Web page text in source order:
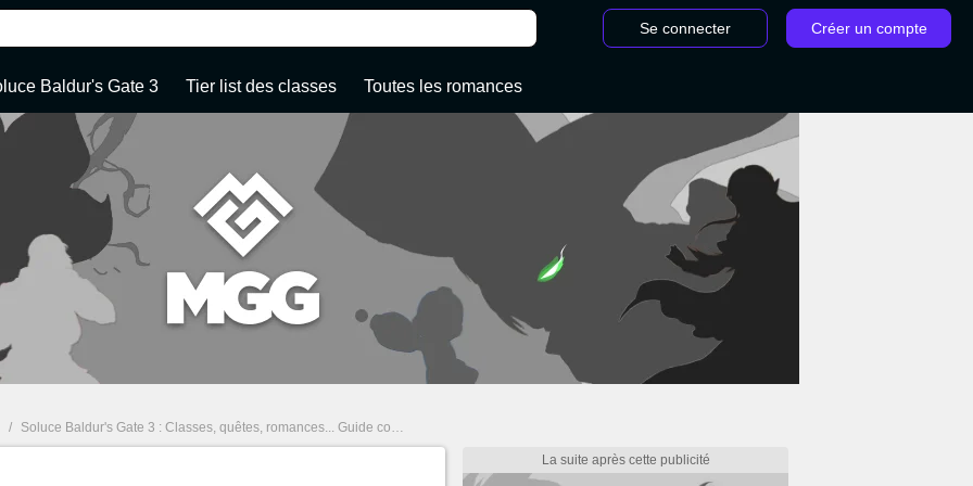
Se connecter Créer un compte
Baldur's Gate 3 Tier list des classes Toutes les romances
/ Soluce Baldur's Gate 3 : Classes, quêtes, romances... Guide complet